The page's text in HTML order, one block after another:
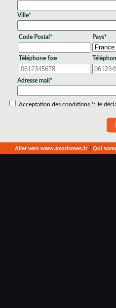
Ville*
Code Postal* Pays*
Téléphone fixe
Adresse mail*
Acceptation des conditions *: Je
Aller vers www.exotismes.fr/ Qui